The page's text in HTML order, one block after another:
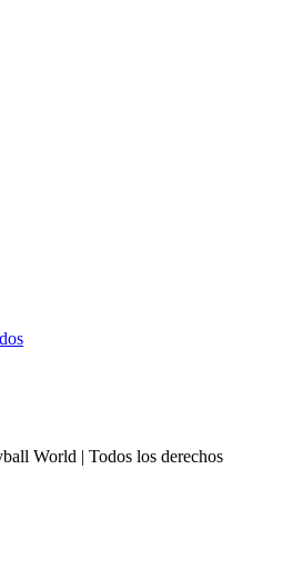
World | Todos los derechos